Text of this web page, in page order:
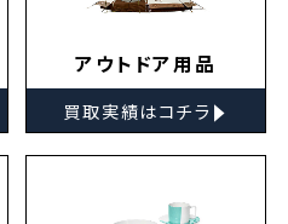
アウトドア用品
買取実績はコチラ ▸